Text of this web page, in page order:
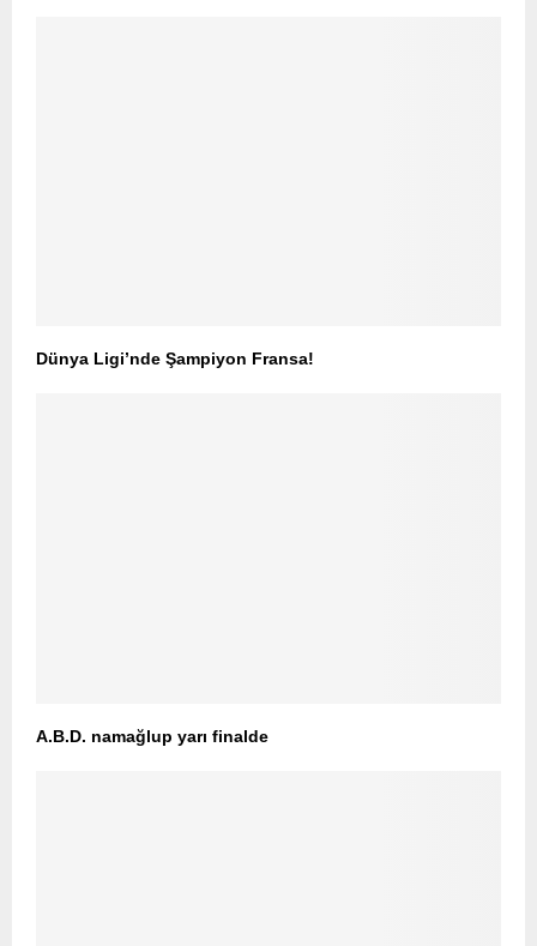
Dünya Ligi’nde Şampiyon Fransa!
A.B.D. namağlup yarı finalde